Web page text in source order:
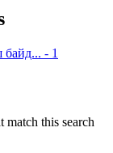
байд... - 1
match this search